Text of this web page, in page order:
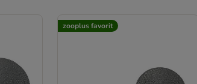
zooplus favorit